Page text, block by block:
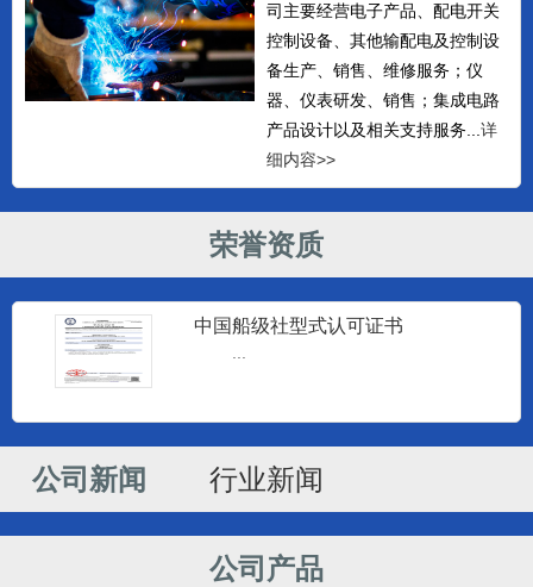
司主要经营电子产品、配电开关
控制设备、其他输配电及控制设
备生产、销售、维修服务；仪
器、仪表研发、销售；集成电路
产品设计以及相关支持服务...详
细内容>>
荣誉资质
中国船级社型式认可证书
...
公司新闻 行业新闻
公司产品
海安监控仪和海安柴油机监控仪...
南通建源电子科技有限公司专业生产